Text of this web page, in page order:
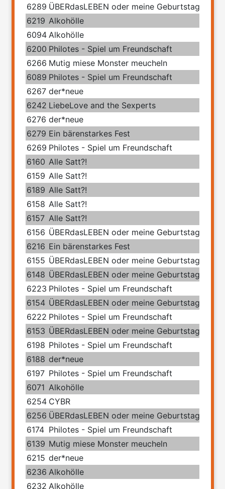
6289 ÜBERdasLEBEN oder meine Geburtstage mit
6219 Alkohölle
6094 Alkohölle
6200 Philotes - Spiel um Freundschaft
6266 Mutig miese Monster meucheln
6089 Philotes - Spiel um Freundschaft
6267 der*neue
6242 LiebeLove and the Sexperts
6276 der*neue
6279 Ein bärenstarkes Fest
6269 Philotes - Spiel um Freundschaft
6160 Alle Satt?!
6159 Alle Satt?!
6189 Alle Satt?!
6158 Alle Satt?!
6157 Alle Satt?!
6156 ÜBERdasLEBEN oder meine Geburtstage mit
6216 Ein bärenstarkes Fest
6155 ÜBERdasLEBEN oder meine Geburtstage mit
6148 ÜBERdasLEBEN oder meine Geburtstage mit
6223 Philotes - Spiel um Freundschaft
6154 ÜBERdasLEBEN oder meine Geburtstage mit
6222 Philotes - Spiel um Freundschaft
6153 ÜBERdasLEBEN oder meine Geburtstage mit
6198 Philotes - Spiel um Freundschaft
6188 der*neue
6197 Philotes - Spiel um Freundschaft
6071 Alkohölle
6254 CYBR
6256 ÜBERdasLEBEN oder meine Geburtstage mit
6174 Philotes - Spiel um Freundschaft
6139 Mutig miese Monster meucheln
6215 der*neue
6236 Alkohölle
6232 Alkohölle